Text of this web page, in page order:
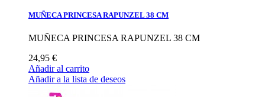
MUÑECA PRINCESA RAPUNZEL 38 CM
MUÑECA PRINCESA RAPUNZEL 38 CM
24,95 €
Añadir al carrito
Añadir a la lista de deseos